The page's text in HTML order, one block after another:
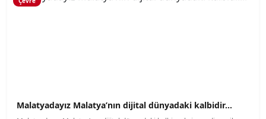
Malatyadayız Malatya’nın dijital dünyadaki kalbidir...